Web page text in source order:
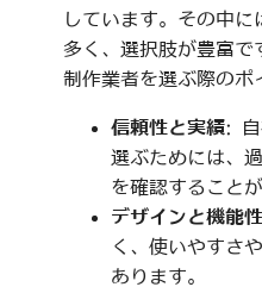
しています。その中に
多く、選択肢が豊富で
制作業者を選ぶ際のポ
信頼性と実績: 自
選ぶためには、
を確認すること
デザインと機能性
く、使いやすさ
あります。